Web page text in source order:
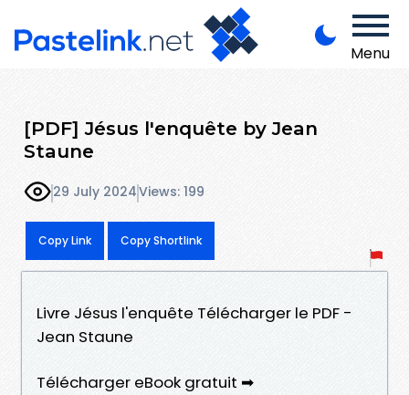
Menu
[PDF] Jésus l'enquête by Jean
Staune
29 July 2024Views: 199
Copy Link Copy Shortlink
Livre Jésus l'enquête Télécharger le PDF -
Jean Staune
Télécharger eBook gratuit ➡